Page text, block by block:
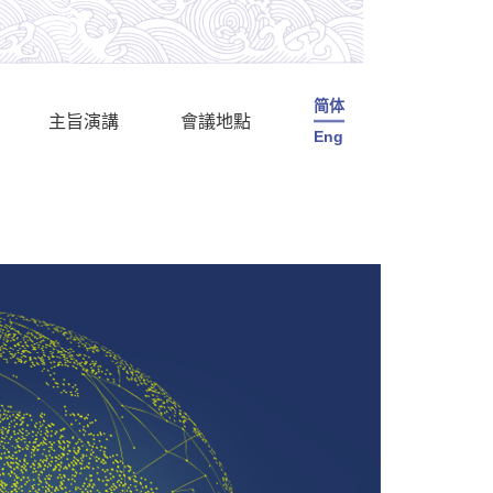
主旨演講 會議地點
简体
Eng